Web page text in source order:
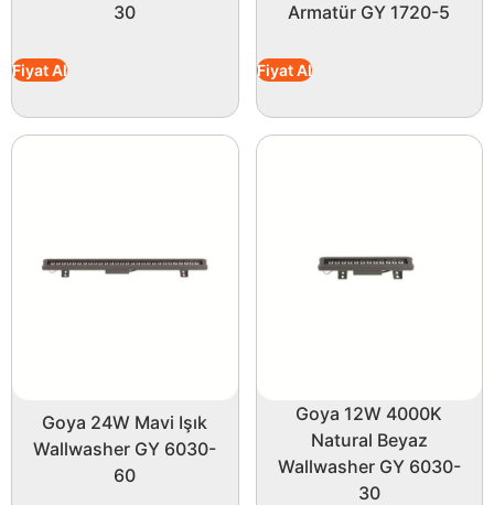
30
Fiyat Al
Armatür GY 1720-5
Fiyat Al
Goya 24W Mavi Işık
Wallwasher GY 6030-
60
Goya 12W 4000K
Natural Beyaz
Wallwasher GY 6030-
30